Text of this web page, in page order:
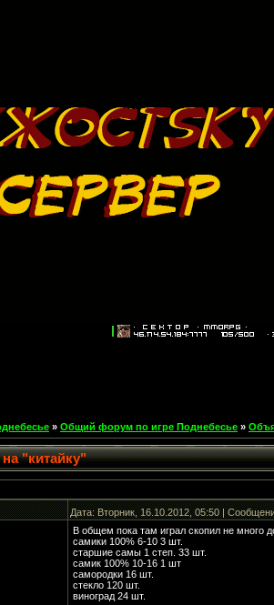
» Общий форум по игре Поднебесье »
"китайку"
Дата: Вторник, 16.10.2012, 05:50 |
В общем пока там играл скопил не много
самики 100% 6-10 3 шт.
старшие самы 1 степ. 33 шт.
самик 100% 10-16 1 шт
самородки 16 шт.
стекло 120 шт.
виноград 24 шт.